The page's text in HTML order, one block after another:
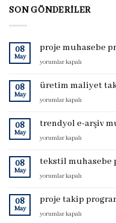
SON GÖNDERILER
08
May
proje muhasebe
proje
programı
yorumlar kapalı
08
May
üretim maliyet
üretim
takibi
programı
için
yorumlar kapalı
08
May
trendyol e-arşiv
trendyol
arşiv
programı
yorumlar kapalı
08
May
tekstil muhasebe
tekstil
programı
için
yorumlar kapalı
08
May
proje takip
proje
yorumlar kapalı